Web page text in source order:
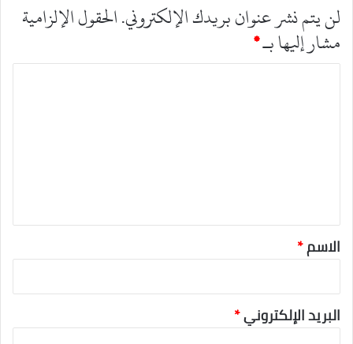
لن يتم نشر عنوان بريدك الإلكتروني.الحقول الإلزامية
مشار إليها بـ*
ا
الاسم*
البريد الإلكتروني*